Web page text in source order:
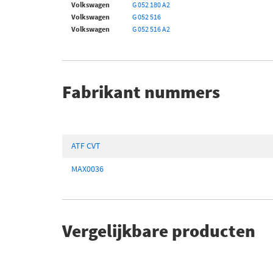
Volkswagen
G 052 180 A2
Volkswagen
G 052 516
Volkswagen
G 052 516 A2
Fabrikant nummers
ATF CVT
MAX0036
Vergelijkbare producten